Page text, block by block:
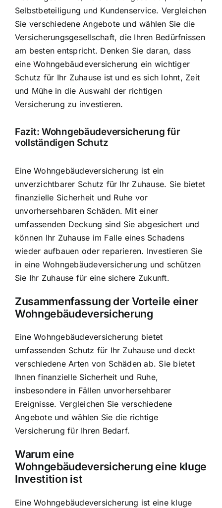
Selbstbeteiligung und Kundenservice. Vergleichen
Sie verschiedene Angebote und wählen Sie die
Versicherungsgesellschaft, die Ihren Bedürfnissen
am besten entspricht. Denken Sie daran, dass
eine Wohngebäudeversicherung ein wichtiger
Schutz für Ihr Zuhause ist und es sich lohnt, Zeit
und Mühe in die Auswahl der richtigen
Versicherung zu investieren.
Fazit: Wohngebäudeversicherung für
vollständigen Schutz
Eine Wohngebäudeversicherung ist ein
unverzichtbarer Schutz für Ihr Zuhause. Sie bietet
finanzielle Sicherheit und Ruhe vor
unvorhersehbaren Schäden. Mit einer
umfassenden Deckung sind Sie abgesichert und
können Ihr Zuhause im Falle eines Schadens
wieder aufbauen oder reparieren. Investieren Sie
in eine Wohngebäudeversicherung und schützen
Sie Ihr Zuhause für eine sichere Zukunft.
Zusammenfassung der Vorteile einer
Wohngebäudeversicherung
Eine Wohngebäudeversicherung bietet
umfassenden Schutz für Ihr Zuhause und deckt
verschiedene Arten von Schäden ab. Sie bietet
Ihnen finanzielle Sicherheit und Ruhe,
insbesondere in Fällen unvorhersehbarer
Ereignisse. Vergleichen Sie verschiedene
Angebote und wählen Sie die richtige
Versicherung für Ihren Bedarf.
Warum eine
Wohngebäudeversicherung eine kluge
Investition ist
Eine Wohngebäudeversicherung ist eine kluge